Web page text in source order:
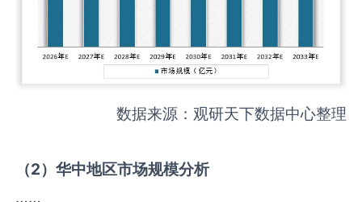
数据来源：观研天下数据中心整理
（2）华中地区市场规模分析
……